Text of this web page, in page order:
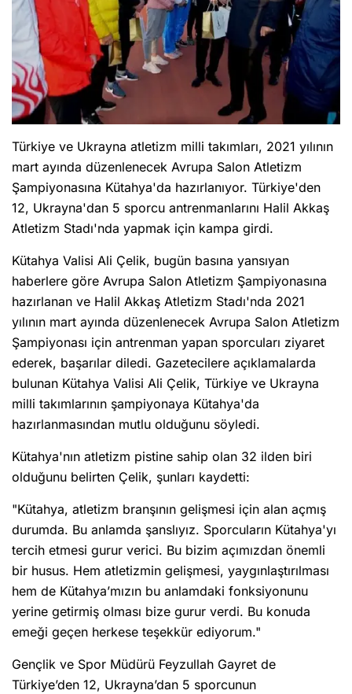
Türkiye ve Ukrayna atletizm milli takımları, 2021 yılının
mart ayında düzenlenecek Avrupa Salon Atletizm
Şampiyonasına Kütahya'da hazırlanıyor. Türkiye'den
12, Ukrayna'dan 5 sporcu antrenmanlarını Halil Akkaş
Atletizm Stadı'nda yapmak için kampa girdi.
Kütahya Valisi Ali Çelik, bugün basına yansıyan
haberlere göre Avrupa Salon Atletizm Şampiyonasına
hazırlanan ve Halil Akkaş Atletizm Stadı'nda 2021
yılının mart ayında düzenlenecek Avrupa Salon Atletizm
Şampiyonası için antrenman yapan sporcuları ziyaret
ederek, başarılar diledi. Gazetecilere açıklamalarda
bulunan Kütahya Valisi Ali Çelik, Türkiye ve Ukrayna
milli takımlarının şampiyonaya Kütahya'da
hazırlanmasından mutlu olduğunu söyledi.
Kütahya'nın atletizm pistine sahip olan 32 ilden biri
olduğunu belirten Çelik, şunları kaydetti:
"Kütahya, atletizm branşının gelişmesi için alan açmış
durumda. Bu anlamda şanslıyız. Sporcuların Kütahya'yı
tercih etmesi gurur verici. Bu bizim açımızdan önemli
bir husus. Hem atletizmin gelişmesi, yaygınlaştırılması
hem de Kütahya’mızın bu anlamdaki fonksiyonunu
yerine getirmiş olması bize gurur verdi. Bu konuda
emeği geçen herkese teşekkür ediyorum."
Gençlik ve Spor Müdürü Feyzullah Gayret de
Türkiye’den 12, Ukrayna’dan 5 sporcunun